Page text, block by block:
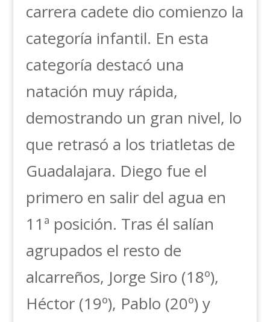
carrera cadete dio comienzo la
categoría infantil. En esta
categoría destacó una
natación muy rápida,
demostrando un gran nivel, lo
que retrasó a los triatletas de
Guadalajara. Diego fue el
primero en salir del agua en
11ª posición. Tras él salían
agrupados el resto de
alcarreños, Jorge Siro (18º),
Héctor (19º), Pablo (20º) y